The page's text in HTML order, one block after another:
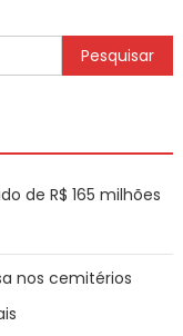
de R$ 165 milhões
nos cemitérios